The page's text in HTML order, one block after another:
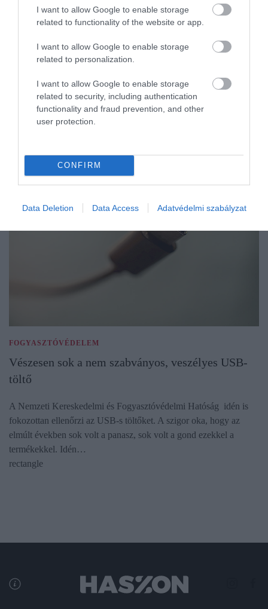
I want to allow Google to enable storage
related to functionality of the website or app.
I want to allow Google to enable storage
related to personalization.
I want to allow Google to enable storage
related to security, including authentication
functionality and fraud prevention, and other
user protection.
CONFIRM
Data Deletion Data Access Adatvédelmi szabályzat
FOGYASZTÓVÉDELEM
Vészesen sok a nem szabványos, veszélyes USB-
töltő
A Nemzeti Kereskedelmi és Fogyasztóvédelmi Hatóság idén is
fokozottan ellenőrzi az USB-s töltőket. A szigor oka, hogy az
elmúlt években sok volt a panasz, sok volt a gond ezekkel a
termékekkel. Idén…
rectangle